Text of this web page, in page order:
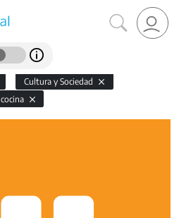
Cultura y Sociedad
cocina